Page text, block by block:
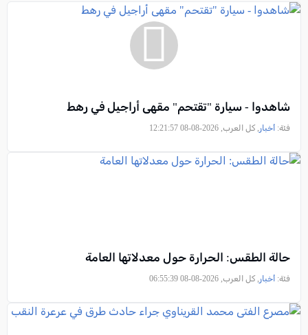
شاهدوا - سيارة "تقتحم" مقهى أراجيل في رهط
فئة: أخبار , كل العرب, 2026-08-08 12:21:57
حالة الطقس: الحرارة حول معدلاتها العامة
فئة: أخبار , كل العرب, 2026-08-08 06:55:39